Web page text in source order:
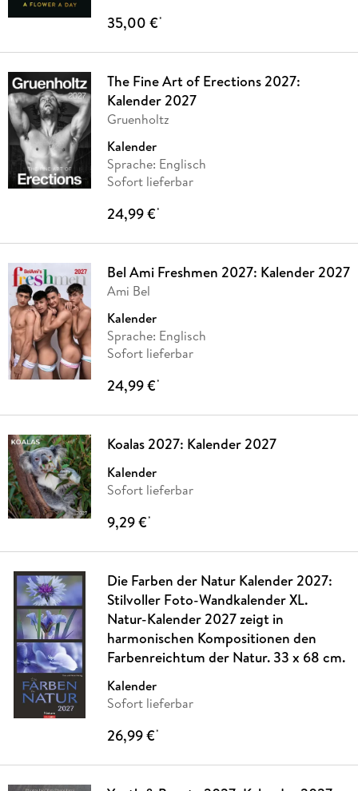
35,00 €*
The Fine Art of Erections 2027:
Kalender 2027
Gruenholtz
Kalender
Sprache: Englisch
Sofort lieferbar
24,99 €*
Bel Ami Freshmen 2027: Kalender 2027
Ami Bel
Kalender
Sprache: Englisch
Sofort lieferbar
24,99 €*
Koalas 2027: Kalender 2027
Kalender
Sofort lieferbar
9,29 €*
Die Farben der Natur Kalender 2027:
Stilvoller Foto-Wandkalender XL.
Natur-Kalender 2027 zeigt in
harmonischen Kompositionen den
Farbenreichtum der Natur. 33 x 68 cm.
Kalender
Sofort lieferbar
26,99 €*